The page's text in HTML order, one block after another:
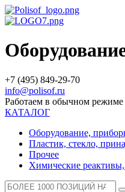
+7 (495) 849-29-70
info@polisof.ru
Работаем в обычном
КАТАЛОГ
Оборудование,
Пластик, стекло,
Прочее
Химические